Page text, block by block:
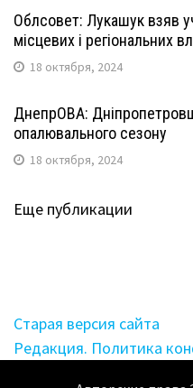
Облсовет: Лукашук взяв
місцевих і регіональних
18 октября, 2024
ДнепрОВА:
опалювального сезону
18 октября, 2024
Еще публикации
Старая версия сайта
Редакция. Политика